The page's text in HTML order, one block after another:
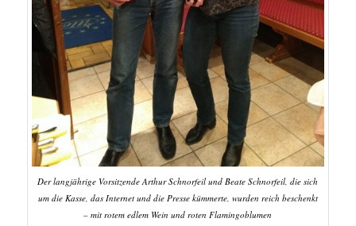
Der langjährige Vorsitzende Arthur Schnorfeil und Beate Schnorfeil, die sich
um die Kasse, das Internet und die Presse kümmerte, wurden reich beschenkt
– mit rotem edlem Wein und roten Flamingoblumen